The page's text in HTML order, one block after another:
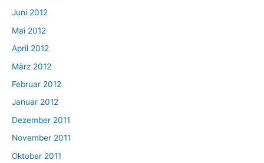
Juni 2012
Mai 2012
April 2012
März 2012
Februar 2012
Januar 2012
Dezember 2011
November 2011
Oktober 2011